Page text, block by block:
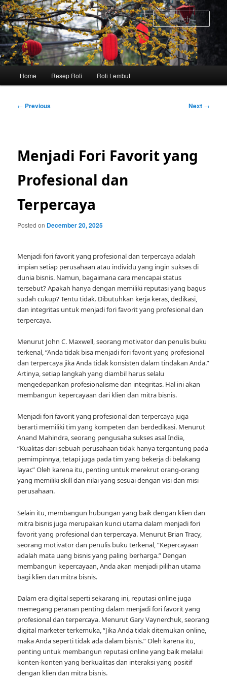
Skip
to
primary
content
Home Resep Roti Roti Lembut
Post
← Previous Next →
Menjadi Fori Favorit yang
Profesional dan
Terpercaya
Posted on December 20, 2025
Menjadi fori favorit yang profesional dan terpercaya adalah
impian setiap perusahaan atau individu yang ingin sukses di
dunia bisnis. Namun, bagaimana cara mencapai status
tersebut? Apakah hanya dengan memiliki reputasi yang bagus
sudah cukup? Tentu tidak. Dibutuhkan kerja keras, dedikasi,
dan integritas untuk menjadi fori favorit yang profesional dan
terpercaya.
Menurut John C. Maxwell, seorang motivator dan penulis buku
terkenal, “Anda tidak bisa menjadi fori favorit yang profesional
dan terpercaya jika Anda tidak konsisten dalam tindakan Anda.”
Artinya, setiap langkah yang diambil harus selalu
mengedepankan profesionalisme dan integritas. Hal ini akan
membangun kepercayaan dari klien dan mitra bisnis.
Menjadi fori favorit yang profesional dan terpercaya juga
berarti memiliki tim yang kompeten dan berdedikasi. Menurut
Anand Mahindra, seorang pengusaha sukses asal India,
“Kualitas dari sebuah perusahaan tidak hanya tergantung pada
pemimpinnya, tetapi juga pada tim yang bekerja di belakang
layar.” Oleh karena itu, penting untuk merekrut orang-orang
yang memiliki skill dan nilai yang sesuai dengan visi dan misi
perusahaan.
Selain itu, membangun hubungan yang baik dengan klien dan
mitra bisnis juga merupakan kunci utama dalam menjadi fori
favorit yang profesional dan terpercaya. Menurut Brian Tracy,
seorang motivator dan penulis buku terkenal, “Kepercayaan
adalah mata uang bisnis yang paling berharga.” Dengan
membangun kepercayaan, Anda akan menjadi pilihan utama
bagi klien dan mitra bisnis.
Dalam era digital seperti sekarang ini, reputasi online juga
memegang peranan penting dalam menjadi fori favorit yang
profesional dan terpercaya. Menurut Gary Vaynerchuk, seorang
digital marketer terkemuka, “Jika Anda tidak ditemukan online,
maka Anda seperti tidak ada dalam bisnis.” Oleh karena itu,
penting untuk membangun reputasi online yang baik melalui
konten-konten yang berkualitas dan interaksi yang positif
dengan klien dan mitra bisnis.